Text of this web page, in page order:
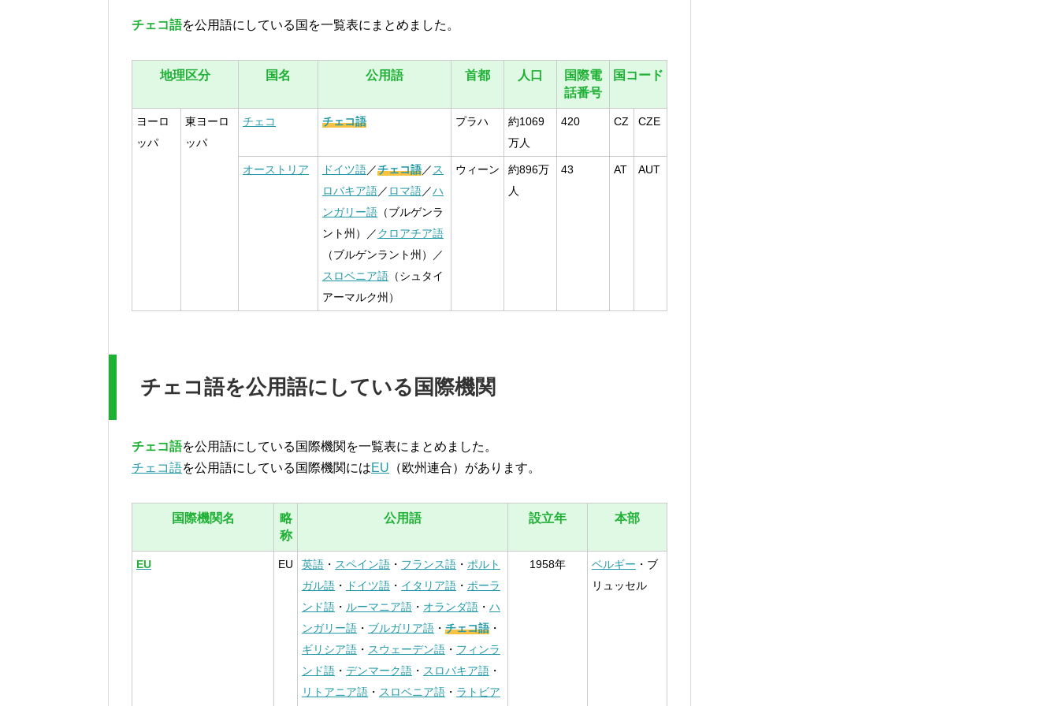
チェコ語を公用語にしている国を一覧表にまとめました。
地理区分 国名 公用語 首都 人口
国際電
話番号
国コード
ヨーロ
ッパ
東ヨーロ
ッパ
チェコ チェコ語 プラハ
約1069
万人
420 CZ CZE
オーストリア ドイツ語／チェコ語／ ス
ロバキア語／ ロマ語／ハ
ンガリー語 （ブルゲンラ
ント州）／クロアチア語
（ブルゲンラント州）／
スロベニア語 （シュタイ
アーマルク州）
ウィーン
約896万
人
43 AT AUT
チェコ語を公用語にしている国際機関
チェコ語を公用語にしている国際機関を一覧表にまとめました。
チェコ語を公用語にしている国際機関にはEU （欧州連合）があります。
国際機関名
略
称
公用語 設立年 本部
EU EU 英語 ・ スペイン語 ・ フランス語 ・ ポルト
ガル語 ・ ドイツ語 ・ イタリア語 ・ ポーラ
ンド語 ・ ルーマニア語 ・ オランダ語 ・ ハ
ンガリー語 ・ ブルガリア語 ・ チェコ語 ・
ギリシア語 ・ スウェーデン語 ・ フィンラ
ンド語 ・ デンマーク語 ・ スロバキア語 ・
リトアニア語 ・ スロベニア語 ・ ラトビア
1958年 ベルギー ・ブ
リュッセル